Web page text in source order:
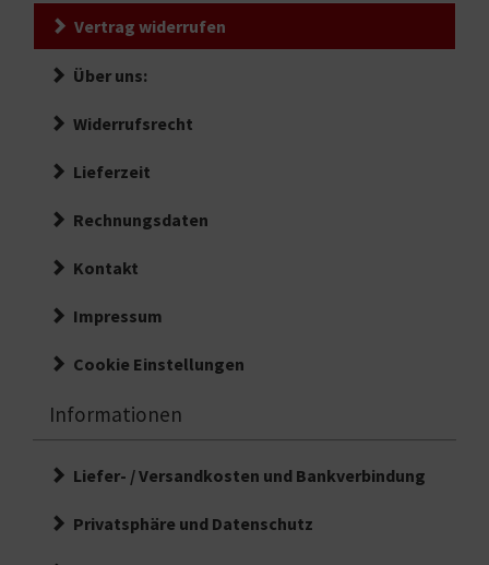
Vertrag widerrufen
Über uns:
Widerrufsrecht
Lieferzeit
Rechnungsdaten
Kontakt
Impressum
Cookie Einstellungen
Informationen
Liefer- / Versandkosten und Bankverbindung
Privatsphäre und Datenschutz